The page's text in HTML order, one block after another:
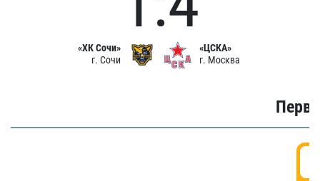
«ХК Сочи»
г. Сочи
«ЦСКА»
г. Москва